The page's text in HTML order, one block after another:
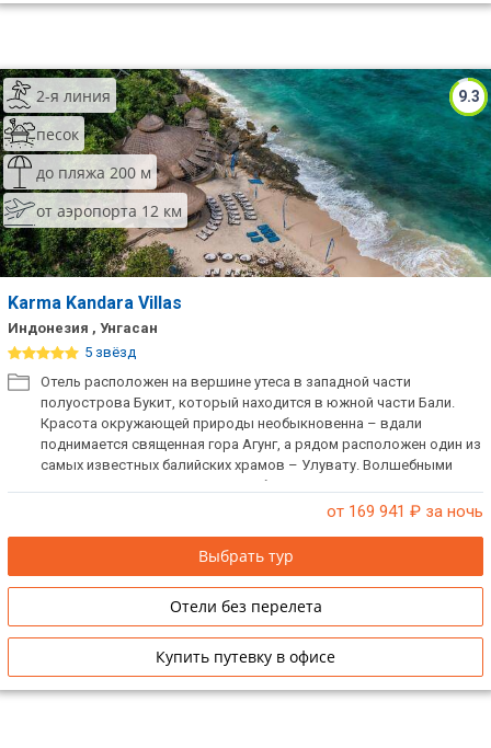
9.3
2-я линия
песок
до пляжа 200 м
от аэропорта 12 км
Karma Kandara Villas
Индонезия , Унгасан
5 звёзд
Отель расположен на вершине утеса в западной части
полуострова Букит, который находится в южной части Бали.
Красота окружающей природы необыкновенна – вдали
поднимается священная гора Агунг, а рядом расположен один из
самых известных балийских храмов – Улувату. Волшебными
морскими пейзажами можно любоваться и из окон ресторана
отеля, который находится на самой вершине холма.
от 169 941 ₽ за ночь
Выбрать тур
Отели без перелета
Купить путевку в офисе